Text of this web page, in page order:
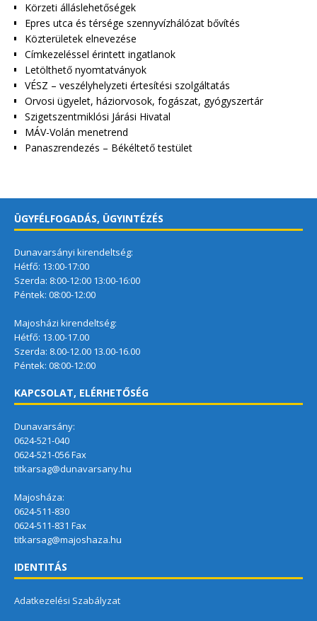
Körzeti álláslehetőségek
Epres utca és térsége szennyvízhálózat bővítés
Közterületek elnevezése
Címkezeléssel érintett ingatlanok
Letölthető nyomtatványok
VÉSZ – veszélyhelyzeti értesítési szolgáltatás
Orvosi ügyelet, háziorvosok, fogászat, gyógyszertár
Szigetszentmiklósi Járási Hivatal
MÁV-Volán menetrend
Panaszrendezés – Békéltető testület
ÜGYFÉLFOGADÁS, ÜGYINTÉZÉS
Dunavarsányi kirendeltség:
Hétfő: 13:00-17:00
Szerda: 8:00-12:00 13:00-16:00
Péntek: 08:00-12:00
Majosházi kirendeltség:
Hétfő: 13.00-17.00
Szerda: 8.00-12.00 13.00-16.00
Péntek: 08:00-12:00
KAPCSOLAT, ELÉRHETŐSÉG
Dunavarsány:
0624-521-040
0624-521-056 Fax
titkarsag@dunavarsany.hu
Majosháza:
0624-511-830
0624-511-831 Fax
titkarsag@majoshaza.hu
IDENTITÁS
Adatkezelési Szabályzat